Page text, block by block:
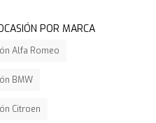
POR MARCA
Alfa Romeo
BMW
Citroen